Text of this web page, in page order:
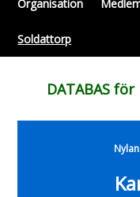
Organisation
Soldattorp
DATABAS